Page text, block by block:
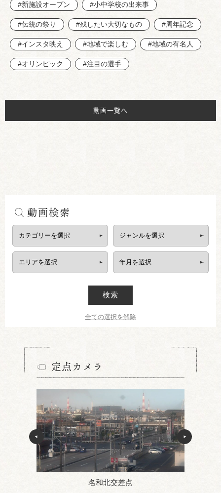
#新施設オープン #小中学校の出来事
#伝統の祭り #残したい大切なもの #周年記念
#インスタ映え #地域で楽しむ #地域の有名人
#オリンピック #注目の選手
動画一覧へ
動画検索
検索
全ての選択を解除
定点カメラ
名和北交差点